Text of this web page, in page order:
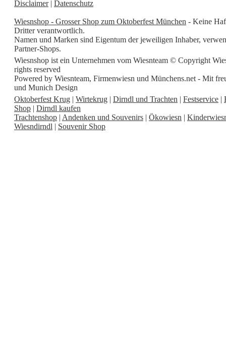
Disclaimer| Datenschutz
Wiesnshop - Grosser Shop zum Oktoberfest München - Keine
Dritter verantwortlich.
Namen und Marken sind Eigentum der jeweiligen Inhaber,
Partner-Shops.
Wiesnshop ist ein Unternehmen vom Wiesnteam © Copyright
rights reserved
Powered by Wiesnteam, Firmenwiesn und Münchens.net - Mit
und Munich Design
Oktoberfest Krug | Wirtekrug | Dirndl und Trachten | Festservice |
Shop | Dirndl kaufen
Trachtenshop | Andenken und Souvenirs | Ökowiesn |
Wiesndirndl | Souvenir Shop